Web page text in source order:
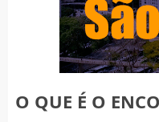
O QUE É O